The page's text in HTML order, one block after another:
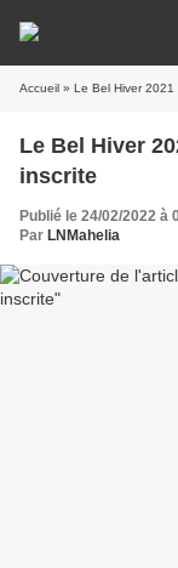
Accueil » Le Bel Hiver
Le Bel Hiver
inscrite
Publié le 24/02/2022 à
Par LNMahelia